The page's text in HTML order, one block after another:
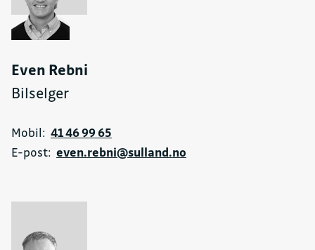
Even Rebni
Bilselger
Mobil: 41 46 99 65
E-post: even.rebni@sulland.no